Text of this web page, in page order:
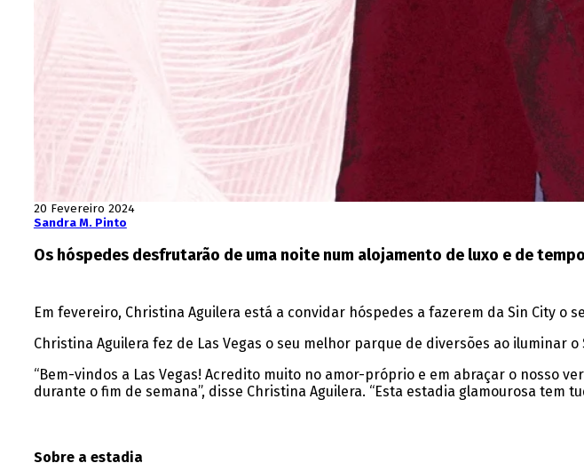
20 Fevereiro 2024
Sandra M. Pinto
Os hóspedes desfrutarão de uma noite num alojamento de luxo e de
Em fevereiro, Christina Aguilera está a convidar hóspedes a fazerem da Sin City
Christina Aguilera fez de Las Vegas o seu melhor parque de diversões ao
“Bem-vindos a Las Vegas! Acredito muito no amor-próprio e em abraçar o nosso
durante o fim de semana”, disse Christina Aguilera. “Esta estadia glamourosa tem
Sobre a estadia